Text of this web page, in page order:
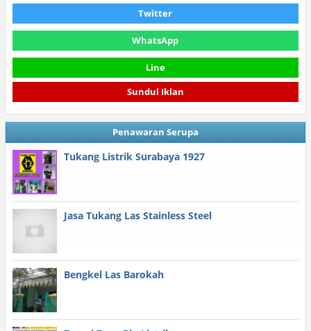
Twitter
WhatsApp
Line
Sundul Iklan
Penawaran Serupa
Tukang Listrik Surabaya 1927
Jasa Tukang Las Stainless Steel
Bengkel Las Barokah